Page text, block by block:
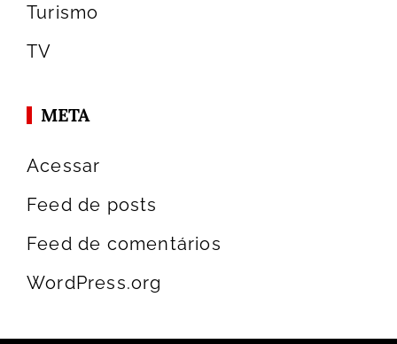
Turismo
TV
META
Acessar
Feed de posts
Feed de comentários
WordPress.org